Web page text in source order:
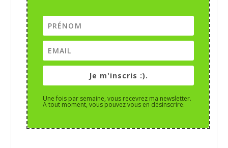
Je m'inscris :).
Une fois par semaine, vous recevrez ma newsletter.
A tout moment, vous pouvez vous en désinscrire.